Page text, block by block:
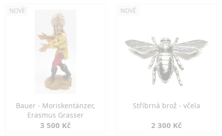
NOVÉ
Bauer - Moriskentänzer,
Erasmus Grasser
3 500 Kč
NOVÉ
Stříbrná brož - včela
2 300 Kč